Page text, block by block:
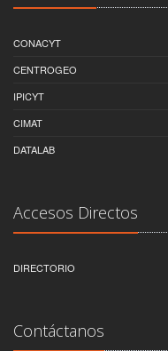
CONACYT
CENTROGEO
IPICYT
CIMAT
DATALAB
Accesos Directos
DIRECTORIO
Contáctanos